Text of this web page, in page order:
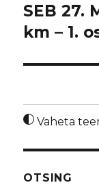
SEB 27.
km – 1.
Vaheta
OTSING